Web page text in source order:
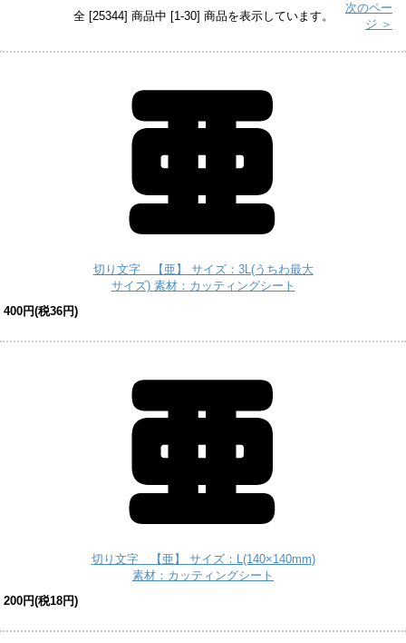
全 [25344] 商品中 [1-30] 商品を表示しています。
次のペー
ジ ＞
切り文字 【亜】 サイズ：3L(うちわ最大
サイズ) 素材：カッティングシート
400円(税36円)
切り文字 【亜】 サイズ：L(140×140mm)
素材：カッティングシート
200円(税18円)